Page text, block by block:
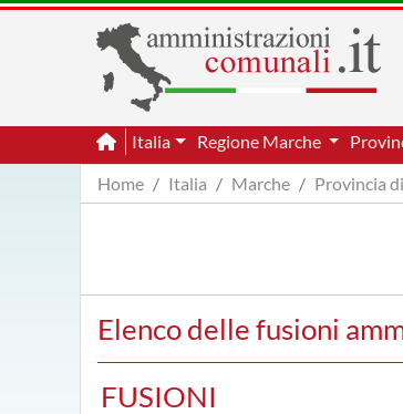
Italia Regione Marche
Home
Italia Marche Provincia
Elenco delle fusioni
FUSIONI